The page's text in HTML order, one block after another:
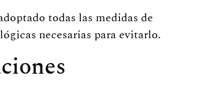
todas las medidas de
necesarias para evitarlo.